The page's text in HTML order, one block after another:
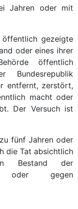
Jahren oder mit
gezeigte
oder eines ihrer
öffentlich
Bundesrepublik
entfernt, zerstört,
macht oder
Der Versuch ist
fünf Jahren oder
die Tat absichtlich
Bestand der
oder gegen